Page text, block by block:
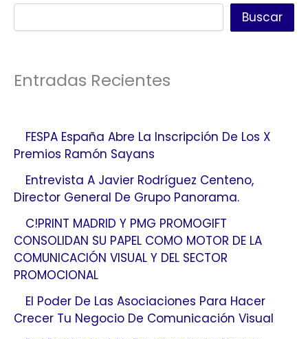
Buscar
Entradas Recientes
FESPA España Abre La Inscripción De Los X
Premios Ramón Sayans
Entrevista A Javier Rodríguez Centeno,
Director General De Grupo Panorama.
C!PRINT MADRID Y PMG PROMOGIFT
CONSOLIDAN SU PAPEL COMO MOTOR DE LA
COMUNICACIÓN VISUAL Y DEL SECTOR
PROMOCIONAL
El Poder De Las Asociaciones Para Hacer
Crecer Tu Negocio De Comunicación Visual